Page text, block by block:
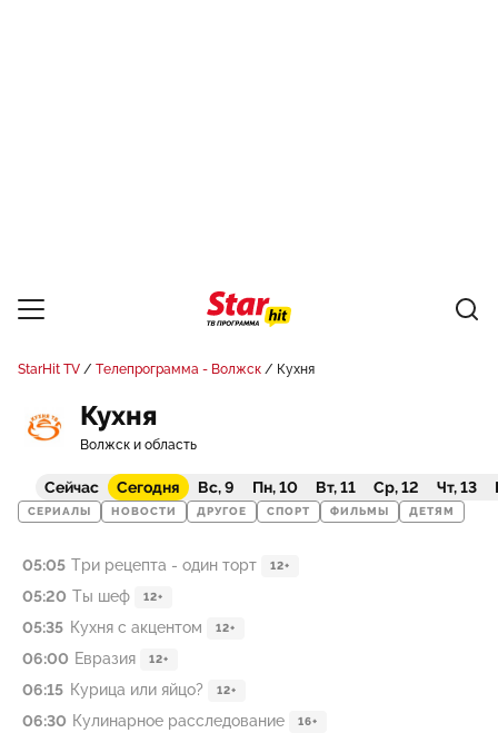
StarHit TV Телепрограмма - Волжск Кухня
Кухня
Волжск и область
Сейчас Сегодня Вс, 9 Пн, 10 Вт, 11 Ср, 12 Чт, 13
СЕРИАЛЫ НОВОСТИ ДРУГОЕ СПОРТ ФИЛЬМЫ ДЕТЯМ
05:05 Три рецепта - один торт 12+
05:20 Ты шеф 12+
05:35 Кухня с акцентом 12+
06:00 Евразия 12+
06:15 Курица или яйцо? 12+
06:30 Кулинарное расследование 16+